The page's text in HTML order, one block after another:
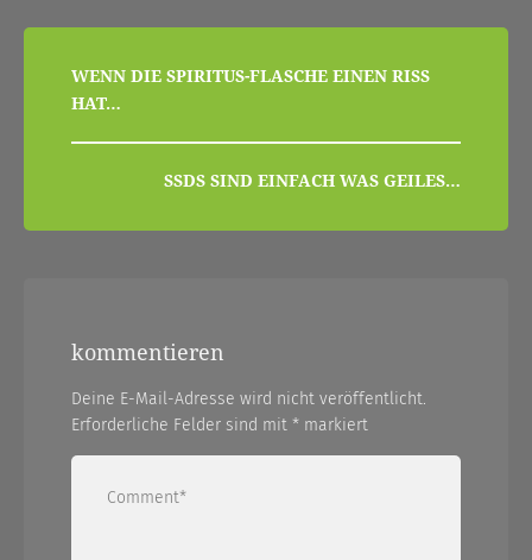
beitragsnavigation
WENN DIE SPIRITUS-FLASCHE EINEN RISS
HAT…
SSDS SIND EINFACH WAS GEILES…
kommentieren
Deine E-Mail-Adresse wird nicht veröffentlicht.
Erforderliche Felder sind mit * markiert